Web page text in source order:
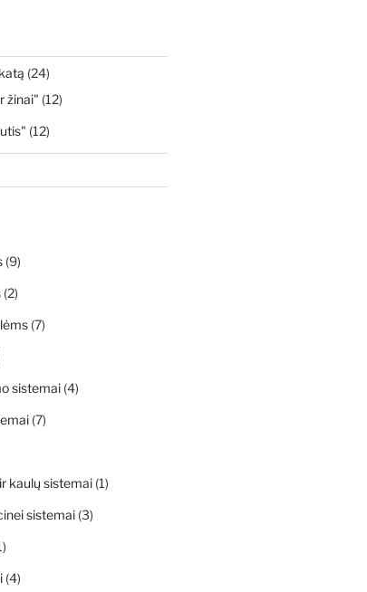
(24)
žinai" (12)
(12)
(9)
(2)
(7)
sistemai(4)
(7)
kaulų sistemai(1)
sistemai(3)
(4)